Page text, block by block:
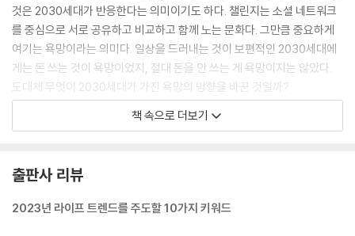
왜 삼성전자는 무인 공장을 원하는가?｜왜 현대자동차는 SW R&D 인력
을 분리시키는가?｜왜 현대자동차는 송창현을 원했는가?｜당신도 이제
로봇 택시를 탈 것인가?｜왜 “최악의 상황에 대비하라”는 말이 유행할
까?
10. 절제의 시대, 축소 지향과 극단적 효율성
싸의 시대｜축소 지향과 스탠딩 : 관계를 줄여라, 본질에 집중해라!｜축소
지향과 제로: 무엇을 버릴 것인가?
것은 2030세대가 반응한다는 의미이기도 하다. 챌린지는 소셜 네트워크
를 중심으로 서로 공유하고 비교하고 함께 노는 문화다. 그만큼 중요하게
여기는 욕망이라는 의미다. 일상을 드러내는 것이 보편적인 2030세대에
게는 돈 쓰는 것이 욕망이었지, 절대 돈을 안 쓰는 게 욕망이지는 않았다.
도대체 무엇이 2030세대가 가진 욕망의 방향을 바꾼 것일까?
---「무지출이 욜로를 앞서다」중에서
게 팬데믹이 끝나면 더 큰 진짜 위기가 온다는 것을 실감나게 보여 줬기 때
문이다. 극심한 인플레이션과 심화된 스테그플레이션, 글로벌 공급망의 위
책 속으로 더보기
출판사 리뷰
2023년 라이프 트렌드를 주도할 10가지 키워드